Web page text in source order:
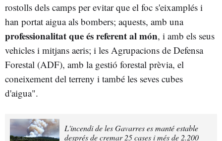
rostolls dels camps per evitar que el foc s'eixamplés i
han portat aigua als bombers; aquests, amb una
professionalitat que és referent al món, i amb els seus
vehicles i mitjans aeris; i les Agrupacions de Defensa
Forestal (ADF), amb la gestió forestal prèvia, el
coneixement del terreny i també les seves cubes
d'aigua".
L'incendi de les Gavarres es manté estable
després de cremar 25 cases i més de 2.200